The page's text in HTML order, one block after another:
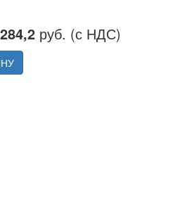
руб. (с НДС)